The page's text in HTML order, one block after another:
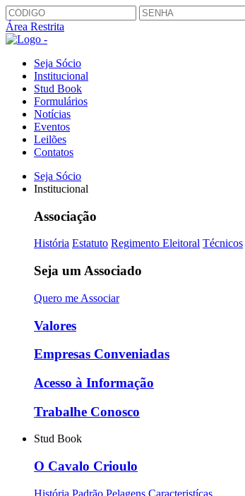
Área Restrita
Seja Sócio
Institucional
Stud Book
Formulários
Notícias
Eventos
Leilões
Contatos
Seja Sócio
Institucional
Associação
História Estatuto Regimento Eleitoral Técnicos
Seja um Associado
Quero me Associar
Valores
Empresas Conveniadas
Acesso à Informação
Trabalhe Conosco
Stud Book
O Cavalo Crioulo
História Padrão Pelagens Caracteristícas